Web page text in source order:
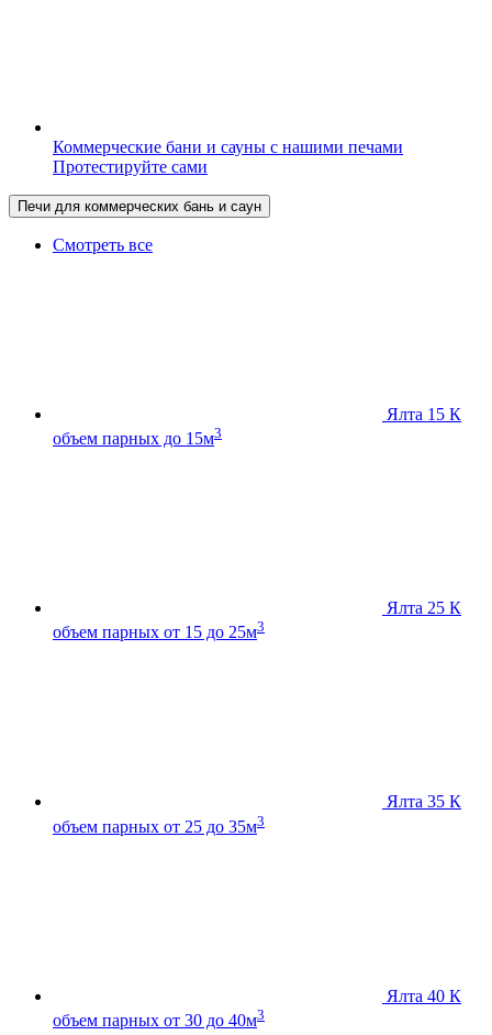
Коммерческие бани и сауны с нашими печами
Протестируйте сами
Печи для коммерческих бань и саун
Смотреть все
Ялта 15 К
объем парных до 15м3
Ялта 25 К
объем парных от 15 до 25м3
Ялта 35 К
объем парных от 25 до 35м3
Ялта 40 К
объем парных от 30 до 40м3